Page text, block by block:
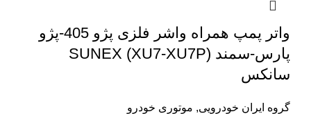
واتر پمپ همراه واشر فلزی پژو 405-پژو
پارس-سمند (XU7-XU7P) SUNEX
سانکس
گروه ایران خودرویی, موتوری خودرو